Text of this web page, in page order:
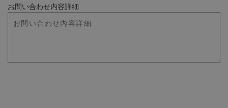
お問い合わせ内容詳細